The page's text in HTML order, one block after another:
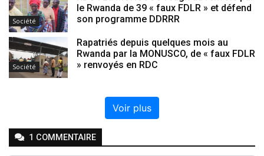
Société
le Rwanda de 39 « faux FDLR » et défend
son programme DDRRR
Société
Rapatriés depuis quelques mois au
Rwanda par la MONUSCO, de « faux FDLR
» renvoyés en RDC
Voir plus
1 COMMENTAIRE